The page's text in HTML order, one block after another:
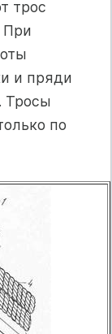
трос
При
и пряди
Тросы
по